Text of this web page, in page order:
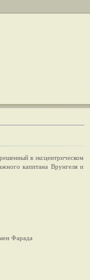
в эксцентрическом
капитана Врунгеля и
Фарада